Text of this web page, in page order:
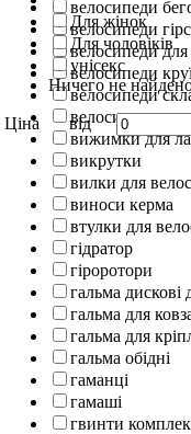
велосипеди
велосипеди
велосипеди
велосипеди
велосипеди
велосипеди
вижимки для
викрутки
вилки для
виноси керма
втулки для
гідратор
гіроротори
гальма дискові
гальма для
гальма для
гальма обідні
гаманці
гамаші
гвинти
Для жінок
Для чоловіків
унісекс
Ничего не
Ціна від